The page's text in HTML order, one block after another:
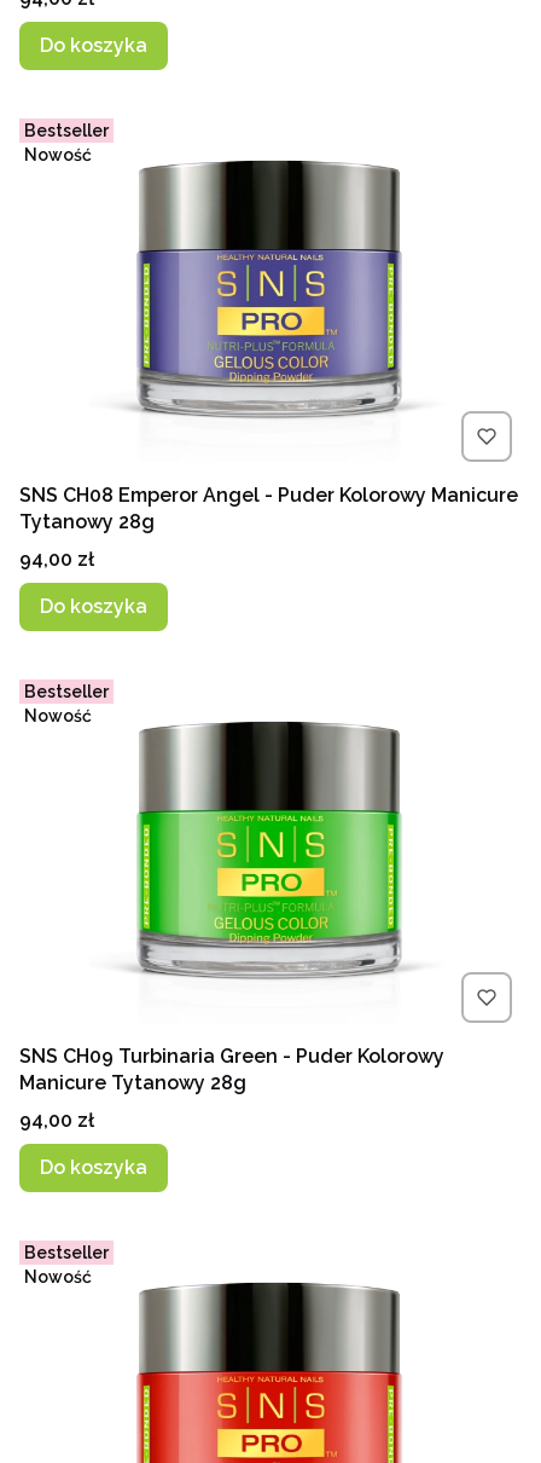
Do koszyka
Bestseller
Nowość
SNS CH08 Emperor Angel - Puder Kolorowy Manicure
Tytanowy 28g
Cena
94,00 zł
Do koszyka
Bestseller
Nowość
SNS CH09 Turbinaria Green - Puder Kolorowy
Manicure Tytanowy 28g
Cena
94,00 zł
Do koszyka
Bestseller
Nowość